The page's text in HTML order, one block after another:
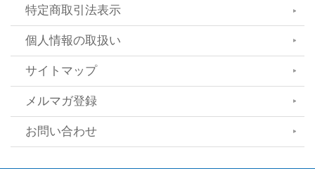
特定商取引法表示
個人情報の取扱い
サイトマップ
メルマガ登録
お問い合わせ